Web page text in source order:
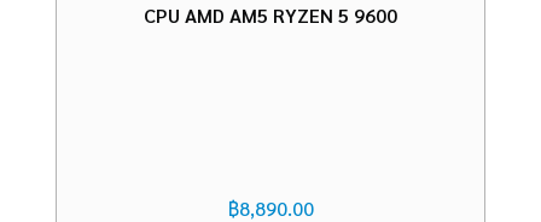
CPU AMD AM5 RYZEN 5 9600
฿8,890.00